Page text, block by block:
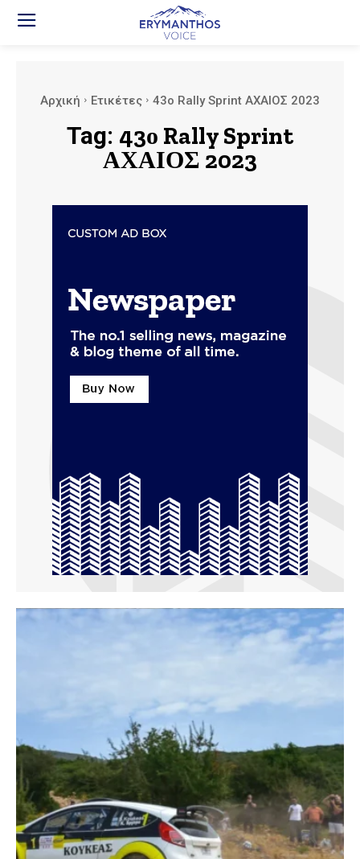
Αρχική Ετικέτες 43ο Rally Sprint ΑΧΑΙΟΣ 2023
Tag: 43ο Rally Sprint
ΑΧΑΙΟΣ 2023